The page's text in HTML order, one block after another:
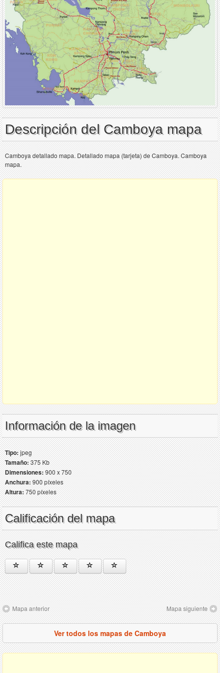
Descripción del Camboya mapa
Camboya detallado mapa. Detallado mapa (tarjeta) de Camboya. Camboya
mapa.
Información de la imagen
Tipo:jpeg
Tamaño:375 Kb
Dimensiones:900 x 750
Anchura:900 píxeles
Altura:750 píxeles
Calificación del mapa
Califica este mapa
Mapa anterior Mapa siguiente
Ver todos los mapas de Camboya